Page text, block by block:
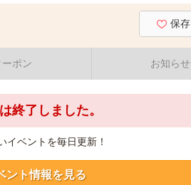
保存
ーポン お知らせ
終了しました。
イベントを毎日更新！
ント情報を見る